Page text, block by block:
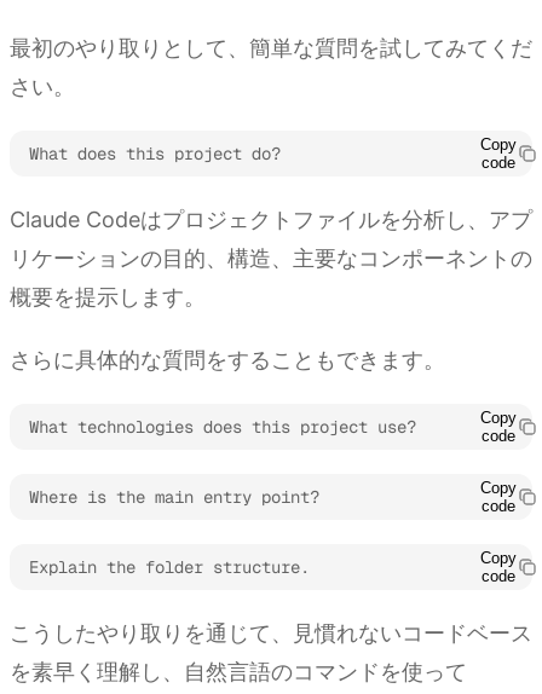
最初のやり取りとして、簡単な質問を試してみてくだ
さい。
What does this project do?
Copy
code
Claude Codeはプロジェクトファイルを分析し、アプ
リケーションの目的、構造、主要なコンポーネントの
概要を提示します。
さらに具体的な質問をすることもできます。
What technologies does this project use?
Copy
code
Where is the main entry point?
Copy
code
Explain the folder structure.
Copy
code
こうしたやり取りを通じて、見慣れないコードベース
を素早く理解し、自然言語のコマンドを使って